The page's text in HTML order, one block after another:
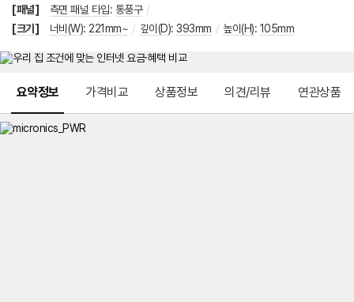
[패널] 측면 패널 타입: 통풍구 /
[크기]
너비(W): 221mm~ / 깊이(D): 393mm / 높이(H): 105mm
요약정보 가격비교 상품정보 의견/리뷰 연관상품